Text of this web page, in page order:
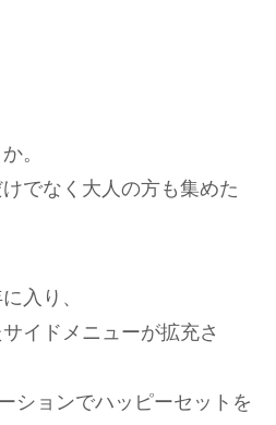
。
でなく大人の方も集めた
入り、
イドメニューが拡充さ
ションでハッピーセットを